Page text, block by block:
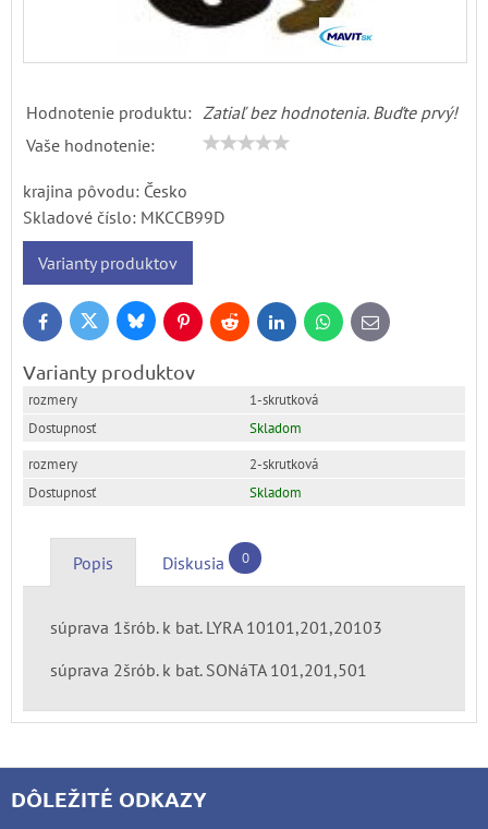
Hodnotenie produktu: Zatiaľ bez hodnotenia. Buďte prvý!
Vaše hodnotenie:
krajina pôvodu: Česko
Skladové číslo: MKCCB99D
Varianty produktov
FacebookTwitter BlueskyPinterestReddit LinkedInWhatsApp
E-
mail
Varianty produktov
1-skrutková
Skladom
2-skrutková
Skladom
Popis Diskusia 0
súprava 1šrób. k bat. LYRA 10101,201,20103
súprava 2šrób. k bat. SONáTA 101,201,501
DÔLEŽITÉ ODKAZY